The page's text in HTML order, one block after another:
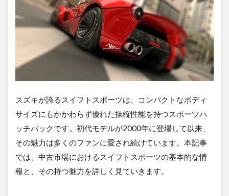
中
情
と
力
1.1
スイ
フト
スポ
ーツ
の魅
力的
スズキが誇るスイフトスポーツは、コンパクトなボディ
サイズにもかかわらず優れた操縦性能を持つスポーツハ
ッチバックです。初代モデルが2000年に登場して以来、
その魅力は多くのファンに愛され続けています。本記事
では、中古市場におけるスイフトスポーツの基本的な情
報と、その持つ魅力を詳しく見ていきます。